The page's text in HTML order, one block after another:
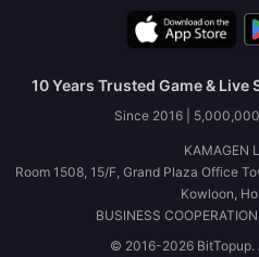
10 Years Trusted Game &
Since 2016 |
KAMAGEN
Room 1508, 15/F, Grand Plaza Office
Kowloon,
BUSINESS
© 2016-2026 BitTopup.